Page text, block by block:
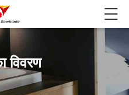
विवरण